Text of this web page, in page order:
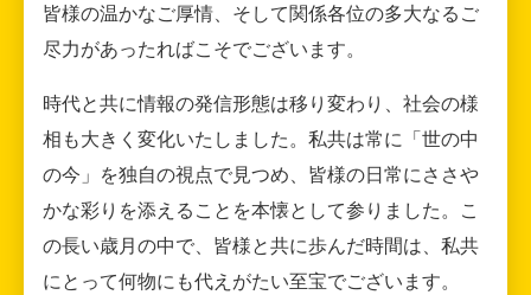
皆様の温かなご厚情、そして関係各位の多大なるご
尽力があったればこそでございます。
時代と共に情報の発信形態は移り変わり、社会の様
相も大きく変化いたしました。私共は常に「世の中
の今」を独自の視点で見つめ、皆様の日常にささや
かな彩りを添えることを本懐として参りました。こ
の長い歳月の中で、皆様と共に歩んだ時間は、私共
にとって何物にも代えがたい至宝でございます。